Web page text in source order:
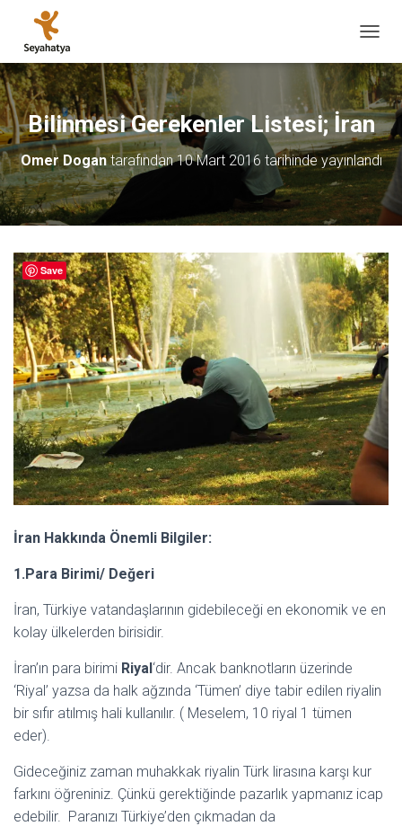
E
N
Ü
Y
Ü
A
Ç
A
A
Bilinmesi Gerekenler Listesi; İran
Omer Dogantarafından10 Mart 2016 tarihinde yayınlandı
İran Hakkında Önemli Bilgiler:
1.Para Birimi/ Değeri
İran, Türkiye vatandaşlarının gidebileceği en ekonomik ve en
kolay ülkelerden birisidir.
İran’ın para birimi Riyal‘dir. Ancak banknotların üzerinde
‘Riyal’ yazsa da halk ağzında ‘Tümen’ diye tabir edilen riyalin
bir sıfır atılmış hali kullanılır. ( Meselem, 10 riyal 1 tümen
eder).
Gideceğiniz zaman muhakkak riyalin Türk lirasına karşı kur
farkını öğreniniz. Çünkü gerektiğinde pazarlık yapmanız icap
edebilir. Paranızı Türkiye’den çıkmadan da
Save